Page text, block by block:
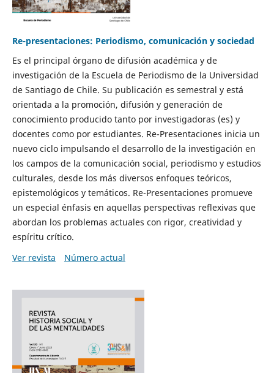
Re-presentaciones: Periodismo, comunicación y sociedad
Es el principal órgano de difusión académica y de
investigación de la Escuela de Periodismo de la Universidad
de Santiago de Chile. Su publicación es semestral y está
orientada a la promoción, difusión y generación de
conocimiento producido tanto por investigadoras (es) y
docentes como por estudiantes. Re-Presentaciones inicia un
nuevo ciclo impulsando el desarrollo de la investigación en
los campos de la comunicación social, periodismo y estudios
culturales, desde los más diversos enfoques teóricos,
epistemológicos y temáticos. Re-Presentaciones promueve
un especial énfasis en aquellas perspectivas reflexivas que
abordan los problemas actuales con rigor, creatividad y
espíritu crítico.
Ver revista
Número actual